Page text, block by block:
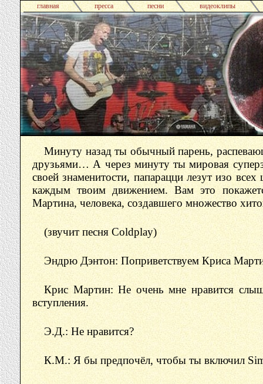
главная пресса песни видеоклипы
Минуту назад ты обычный парень,
друзьями… А через минуту ты мировая
своей знаменитости, папарацци лезут изо
каждым твоим движением. Вам это
Мартина, человека, создавшего множество
(звучит песня Coldplay)
Эндрю Дэнтон: Поприветствуем Криса
Крис Мартин: Не очень мне нравится
вступления.
Э.Д.: Не нравится?
К.М.: Я бы предпочёл, чтобы ты включил